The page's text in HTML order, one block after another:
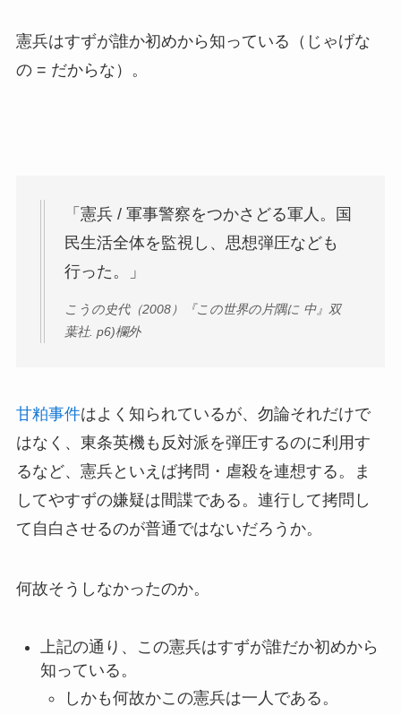
憲兵はすずが誰か初めから知っている（じゃげな
の = だからな）。
「憲兵 / 軍事警察をつかさどる軍人。国
民生活全体を監視し、思想弾圧なども
行った。」
こうの史代（2008）『この世界の片隅に 中』双
葉社. p6)欄外
甘粕事件はよく知られているが、勿論それだけで
はなく、東条英機も反対派を弾圧するのに利用す
るなど、憲兵といえば拷問・虐殺を連想する。ま
してやすずの嫌疑は間諜である。連行して拷問し
て自白させるのが普通ではないだろうか。
何故そうしなかったのか。
上記の通り、この憲兵はすずが誰だか初めから
知っている。
しかも何故かこの憲兵は一人である。